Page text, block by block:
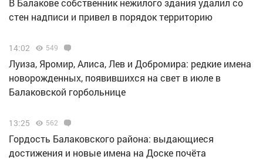
В Балакове собственник нежилого здания удалил со
стен надписи и привел в порядок территорию
14:02 549
Луиза, Яромир, Алиса, Лев и Добромира: редкие имена
новорожденных, появившихся на свет в июле в
Балаковской горбольнице
13:25 562
Гордость Балаковского района: выдающиеся
достижения и новые имена на Доске почёта